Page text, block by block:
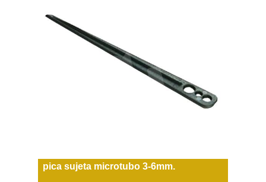
pica sujeta microtubo 3-6mm.